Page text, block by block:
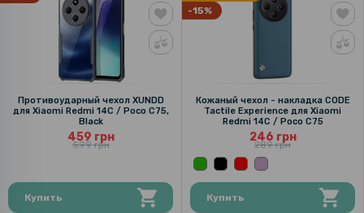
Противоударный чехол XUNDD
для Xiaomi Redmi 14C / Poco C75,
Black
459 грн
599 грн
Купить
-15%
Кожаный чехол - накладка CODE
Tactile Experience для Xiaomi
Redmi 14C / Poco C75
246 грн
289 грн
Купить